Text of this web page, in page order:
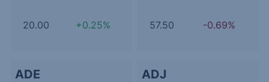
20.00 +0.25% 57.50 -0.69%
ADE ADJ